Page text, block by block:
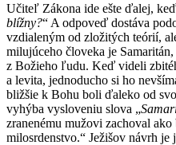
Učiteľ Zákona ide ešte ďalej, keď
blížny?“ A odpoveď dostáva
vzdialeným od zložitých teórií,
milujúceho človeka je
z Božieho ľudu. Keď videli
a levita, jednoducho si ho
bližšie k Bohu boli ďaleko od
vyhýba vysloveniu slova „
zranenému mužovi zachoval
milosrdenstvo.“ Ježišov návrh